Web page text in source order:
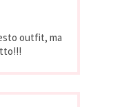
outfit, ma